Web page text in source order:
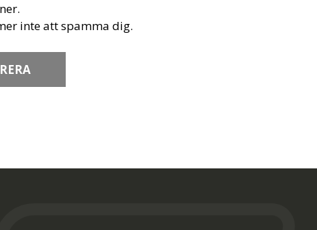
inte att spamma dig.